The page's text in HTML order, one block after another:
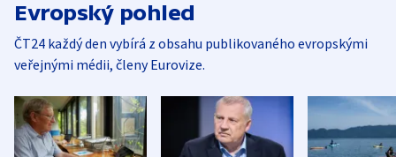
Evropský pohled
ČT24 každý den vybírá z obsahu publikovaného evropskými
veřejnými médii, členy Eurovize.